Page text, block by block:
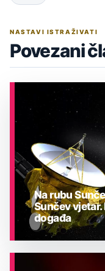
NASTAVI ISTRAŽIVATI
Povezani
Na rubu
Sunčev
događa